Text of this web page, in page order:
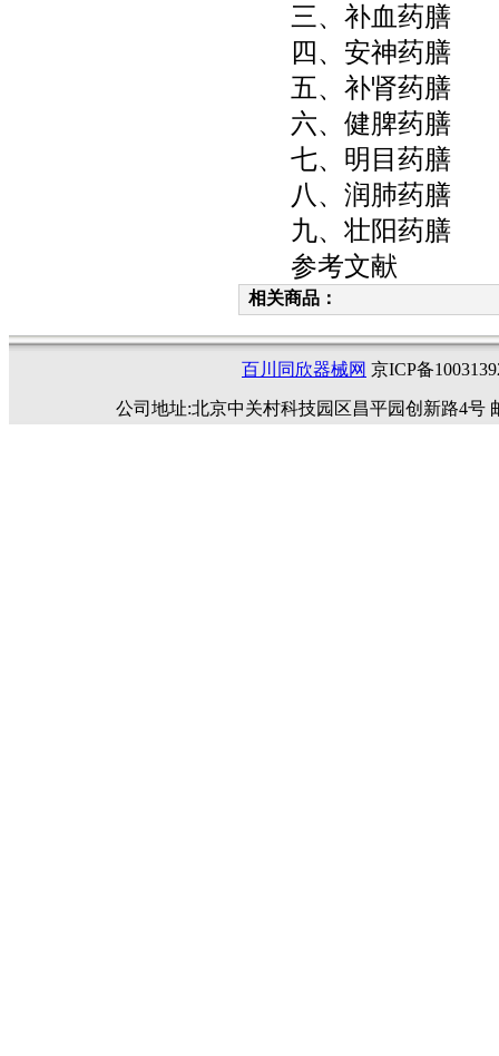
三、补血药膳
四、安神药膳
五、补肾药膳
六、健脾药膳
七、明目药膳
八、润肺药膳
九、壮阳药膳
参考文献
相关商品：
百川同欣器械网 京ICP备
公司地址:北京中关村科技园区昌平园创新路4号